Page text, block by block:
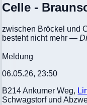
Celle -
zwischen Bröckel und
besteht nicht mehr—
Meldung
06.05.26, 23:50
B214 Ankumer Weg,
Schwagstorf und